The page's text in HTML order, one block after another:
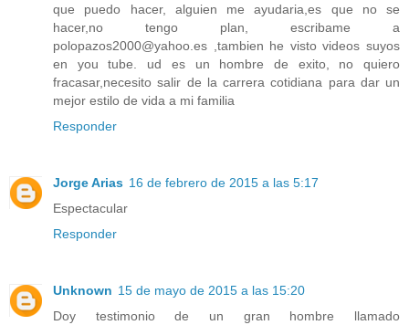
que puedo hacer, alguien me ayudaria,es que no se
hacer,no tengo plan, escribame a
polopazos2000@yahoo.es ,tambien he visto videos suyos
en you tube. ud es un hombre de exito, no quiero
fracasar,necesito salir de la carrera cotidiana para dar un
mejor estilo de vida a mi familia
Responder
Jorge Arias 16 de febrero de 2015 a las 5:17
Espectacular
Responder
Unknown 15 de mayo de 2015 a las 15:20
Doy testimonio de un gran hombre llamado